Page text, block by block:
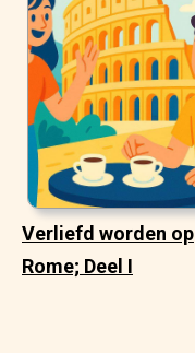
Verliefd worden op
Rome; Deel I